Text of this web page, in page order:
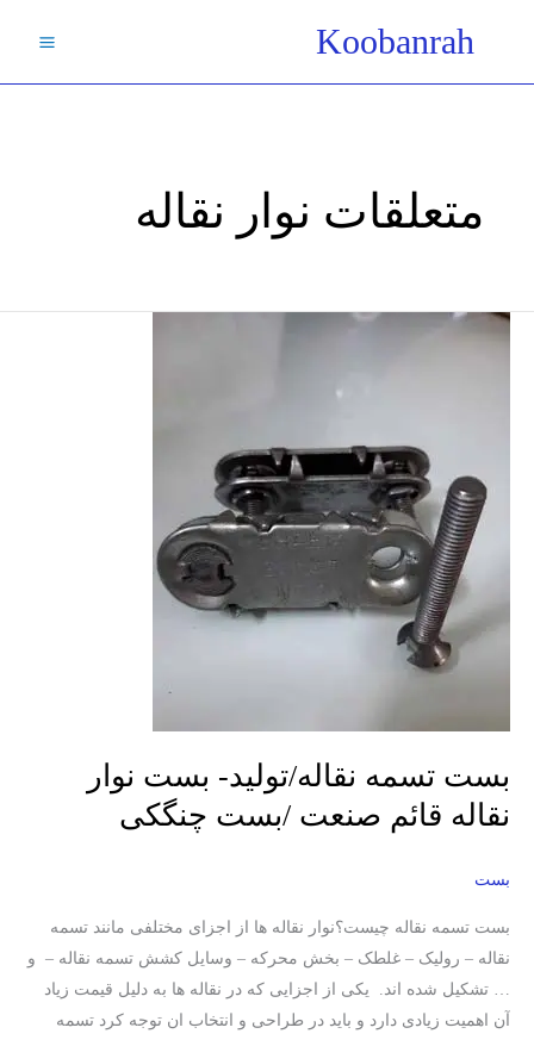
Koobanrah
متعلقات نوار نقاله
بست تسمه نقاله/تولید- بست نوار
نقاله قائم صنعت /بست چنگکی
بست
بست تسمه نقاله چیست؟نوار نقاله ها از اجزای مختلفی مانند تسمه
نقاله – رولیک – غلطک – بخش محرکه – وسایل کشش تسمه نقاله – و
… تشکیل شده اند. یکی از اجزایی که در نقاله ها به دلیل قیمت زیاد
آن اهمیت زیادی دارد و باید در طراحی و انتخاب ان توجه کرد تسمه
بست
نقاله
بست